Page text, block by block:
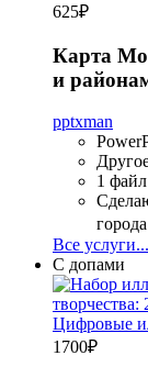
625₽
Карта
и
pptxman
1
города
Все услуги...
С допами
1700₽